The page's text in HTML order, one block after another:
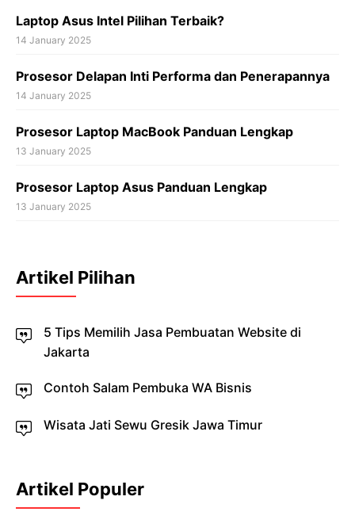
Laptop Asus Intel Pilihan Terbaik?
14 January 2025
Prosesor Delapan Inti Performa dan Penerapannya
14 January 2025
Prosesor Laptop MacBook Panduan Lengkap
13 January 2025
Prosesor Laptop Asus Panduan Lengkap
13 January 2025
Artikel Pilihan
5 Tips Memilih Jasa Pembuatan Website di
Jakarta
Contoh Salam Pembuka WA Bisnis
Wisata Jati Sewu Gresik Jawa Timur
Artikel Populer